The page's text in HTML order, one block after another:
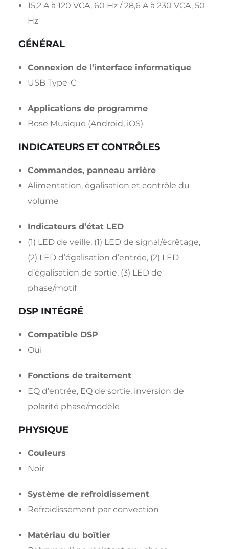
15,2 A à 120 VCA, 60 Hz / 28,6 A à 230 VCA, 50
Hz
GÉNÉRAL
Connexion de l’interface informatique
USB Type-C
Applications de programme
Bose Musique (Android, iOS)
INDICATEURS ET CONTRÔLES
Commandes, panneau arrière
Alimentation, égalisation et contrôle du
volume
Indicateurs d’état LED
(1) LED de veille, (1) LED de signal/écrêtage,
(2) LED d’égalisation d’entrée, (2) LED
d’égalisation de sortie, (3) LED de
phase/motif
DSP INTÉGRÉ
Compatible DSP
Oui
Fonctions de traitement
EQ d’entrée, EQ de sortie, inversion de
polarité phase/modèle
PHYSIQUE
Couleurs
Noir
Système de refroidissement
Refroidissement par convection
Matériau du boîtier